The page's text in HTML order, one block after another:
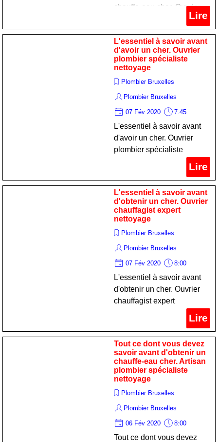
chauffe-eau cher. Ouvrier
nettoyage
Lire
L'essentiel à savoir avant
d'avoir un cher. Ouvrier
plombier spécialiste
nettoyage
Plombier Bruxelles
Plombier Bruxelles
07 Fév 2020 7:45
L'essentiel à savoir avant
d'avoir un cher. Ouvrier
plombier spécialiste
Lire
L'essentiel à savoir avant
d'obtenir un cher. Ouvrier
chauffagist expert
nettoyage
Plombier Bruxelles
Plombier Bruxelles
07 Fév 2020 8:00
L'essentiel à savoir avant
d'obtenir un cher. Ouvrier
chauffagist expert
Lire
Tout ce dont vous devez
savoir avant d'obtenir un
chauffe-eau cher. Artisan
plombier spécialiste
nettoyage
Plombier Bruxelles
Plombier Bruxelles
06 Fév 2020 8:00
Tout ce dont vous devez